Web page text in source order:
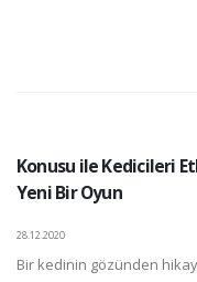
Konusu ile Kedicileri
Yeni Bir Oyun
28.12.2020
Bir kedinin gözünden